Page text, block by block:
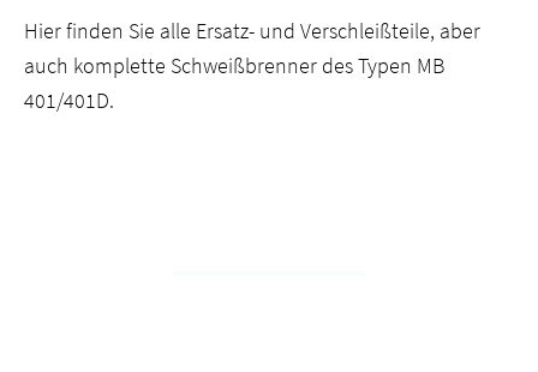
Hier finden Sie alle Ersatz- und Verschleißteile, aber
auch komplette Schweißbrenner des Typen MB
401/401D.